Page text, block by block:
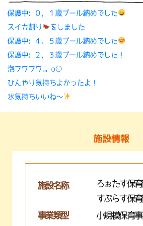
保護中: ０，１歳プール納めでした
スイカ割り
をしました
保護中: ４、５歳プール納めでした
保護中: ２，３歳プール納めでした！
泡フワフワ.。o○
ひんやり気持ちよかったよ！
氷気持ちいいね〜
施設情報
施設名称
ろぉたす保
すぷらす保
事業類型
小規模保育